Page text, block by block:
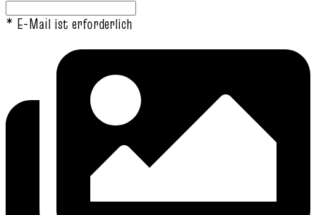
* E-Mail ist erforderlich